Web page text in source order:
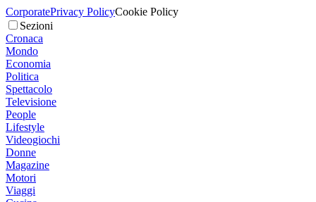
CorporatePrivacy PolicyCookie Policy
Sezioni
Cronaca
Mondo
Economia
Politica
Spettacolo
Televisione
People
Lifestyle
Videogiochi
Donne
Magazine
Motori
Viaggi